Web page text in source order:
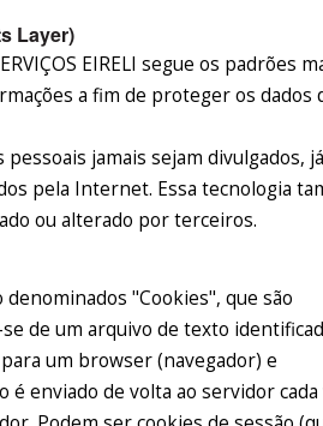
Layer)
EIRELI segue os padrões
a fim de proteger os dados
jamais sejam divulgados,
pela Internet. Essa tecnologia
ou alterado por terceiros.
"Cookies", que são
de um arquivo de texto
um browser (navegador) e
enviado de volta ao servidor cada